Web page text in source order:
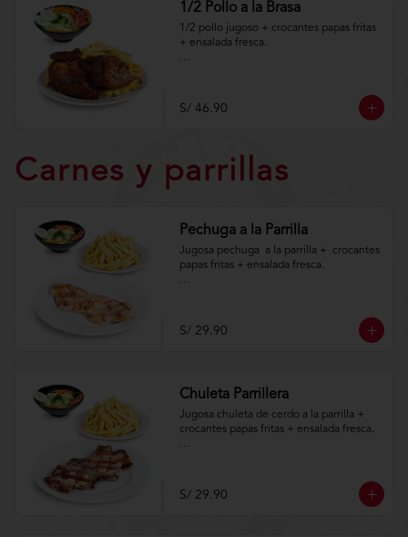
1/2 Pollo a la Brasa
1/2 pollo jugoso + crocantes papas fritas
+ ensalada fresca.
m/TYCGenerales
S/ 46.90
Carnes y parrillas
Pechuga a la Parrilla
Jugosa pechuga  a la parrilla +  crocantes
papas fritas + ensalada fresca.
m/TYCGenerales
S/ 29.90
Chuleta Parrillera
Jugosa chuleta de cerdo a la parrilla +
crocantes papas fritas + ensalada fresca.
m/TYCGenerales
S/ 29.90